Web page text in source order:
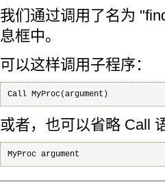
我们通过调用了名为
息框中。
可以这样调用子程序：
Call MyProc(argument)
或者，也可以省略 Call
MyProc argument